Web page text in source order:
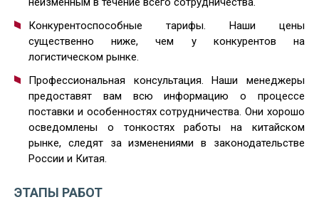
Конкурентоспособные тарифы. Наши цены
существенно ниже, чем у конкурентов на
логистическом рынке.
Профессиональная консультация. Наши менеджеры
предоставят вам всю информацию о процессе
поставки и особенностях сотрудничества. Они хорошо
осведомлены о тонкостях работы на китайском
рынке, следят за изменениями в законодательстве
России и Китая.
ЭТАПЫ РАБОТ